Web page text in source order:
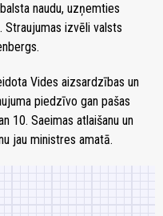
naudu, uzņemties
Straujumas izvēli valsts
Vides aizsardzības un
piedzīvo gan pašas
10. Saeimas atlaišanu un
jau ministres amatā.